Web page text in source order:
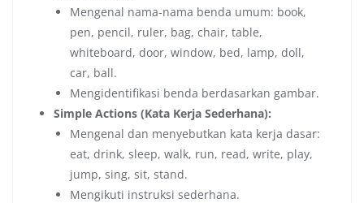
Mengenal nama-nama benda umum: book,
pen, pencil, ruler, bag, chair, table,
whiteboard, door, window, bed, lamp, doll,
car, ball.
Mengidentifikasi benda berdasarkan gambar.
Simple Actions (Kata Kerja Sederhana):
Mengenal dan menyebutkan kata kerja dasar:
eat, drink, sleep, walk, run, read, write, play,
jump, sing, sit, stand.
Mengikuti instruksi sederhana.